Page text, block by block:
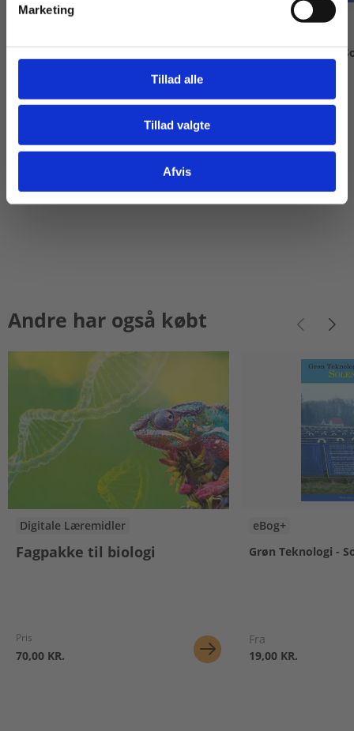
Marketing
Tillad alle
Tillad valgte
Afvis
Grøn Teknologi - Bæredygtigt byggeri
Fra
19,00 KR.
Grøn Teknologi -
19,00 KR.
Andre har også købt
Digitale Læremidler
Fagpakke til biologi
Pris
70,00 KR.
eBog+
Grøn Teknologi -
Fra
19,00 KR.
Gå til praxisOnline